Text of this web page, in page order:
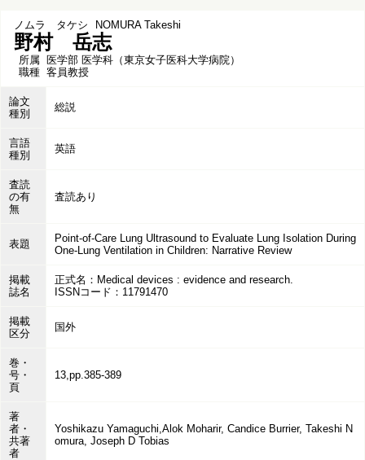
ノムラ タケシ NOMURA Takeshi
野村 岳志
所属 医学部 医学科（東京女子医科大学病院）
職種 客員教授
論文
種別
総説
言語
種別
英語
査読
の有
無
査読あり
表題
Point-of-Care Lung Ultrasound to Evaluate Lung Isolation During
One-Lung Ventilation in Children: Narrative Review
掲載
誌名
正式名：Medical devices : evidence and research.
ISSNコード：11791470
掲載
区分
国外
巻・
号・
頁
13,pp.385-389
著
者・
共著
者
Yoshikazu Yamaguchi,Alok Moharir, Candice Burrier, Takeshi N
omura, Joseph D Tobias